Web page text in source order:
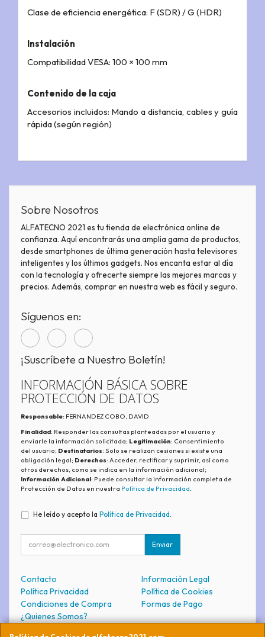
Clase de eficiencia energética: F (SDR) / G (HDR)
Instalación
Compatibilidad VESA: 100 × 100 mm
Contenido de la caja
Accesorios incluidos: Mando a distancia, cables y guía
rápida (según región)
Sobre Nosotros
ALFATECNO 2021 es tu tienda de electrónica online de
confianza. Aquí encontrarás una amplia gama de productos,
desde smartphones de última generación hasta televisores
inteligentes y los últimos gadgets. Nos encanta estar al día
con la tecnología y ofrecerte siempre las mejores marcas y
precios. Además, comprar en nuestra web es fácil y seguro.
Síguenos en:
¡Suscríbete a Nuestro Boletín!
INFORMACIÓN BÁSICA SOBRE
PROTECCIÓN DE DATOS
Responsable: FERNANDEZ COBO, DAVID
Finalidad: Responder las consultas planteadas por el usuario y
enviarle la información solicitada; Legitimación: Consentimiento
del usuario; Destinatarios: Solo se realizan cesiones si existe una
obligación legal; Derechos: Acceder, rectificar y suprimir, así como
otros derechos, como se indica en la información adicional;
Información Adicional: Puede consultar la información completa de
Protección de Datos en nuestra Política de Privacidad.
He leído y acepto la Política de Privacidad
Enviar
Contacto
Información Legal
Política Privacidad
Política de Cookies
Condiciones de Compra
Formas de Pago
¿Quienes Somos?